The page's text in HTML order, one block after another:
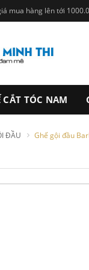
mua hàng lên tới
CẮT TÓC NAM
ĐẦU Ghế gội đầu